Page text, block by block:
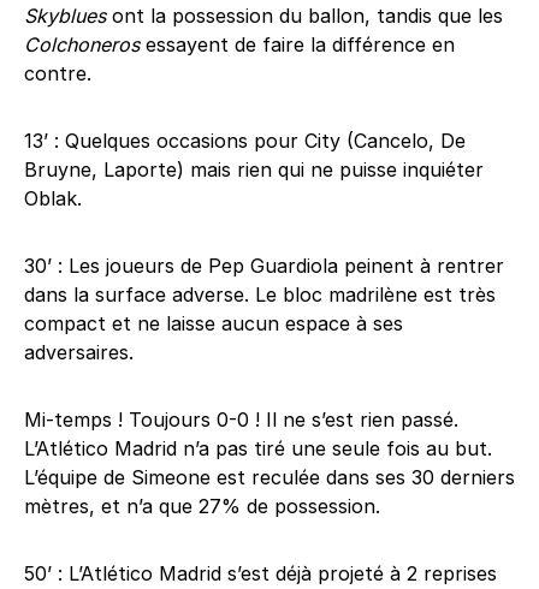
Skyblues ont la possession du ballon, tandis que les
Colchoneros essayent de faire la différence en
contre.
13’ : Quelques occasions pour City (Cancelo, De
Bruyne, Laporte) mais rien qui ne puisse inquiéter
Oblak.
30’ : Les joueurs de Pep Guardiola peinent à rentrer
dans la surface adverse. Le bloc madrilène est très
compact et ne laisse aucun espace à ses
adversaires.
Mi-temps ! Toujours 0-0 ! Il ne s’est rien passé.
L’Atlético Madrid n’a pas tiré une seule fois au but.
L’équipe de Simeone est reculée dans ses 30 derniers
mètres, et n’a que 27% de possession.
50’ : L’Atlético Madrid s’est déjà projeté à 2 reprises